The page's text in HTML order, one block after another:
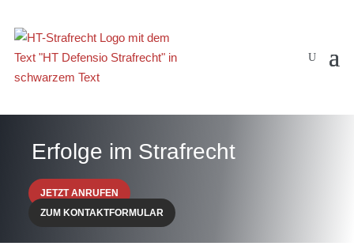
Erfolge im Strafrecht
JETZT ANRUFEN
ZUM KONTAKTFORMULAR